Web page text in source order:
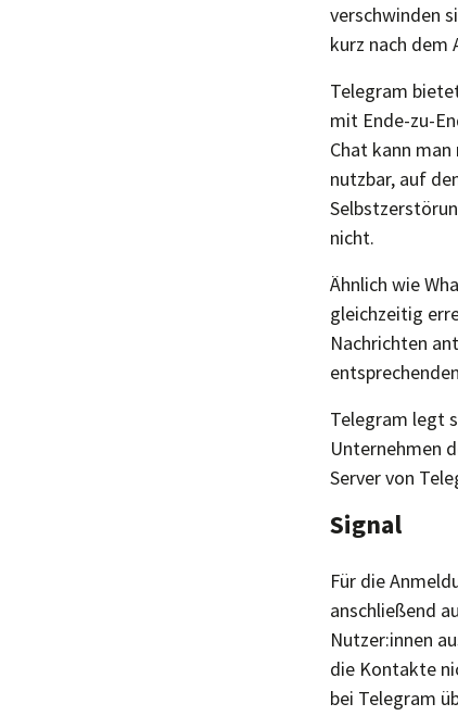
verschwinden
kurz nach dem
Telegram
mit Ende-zu-
Chat kann
nutzbar, auf
nicht.
Ähnlich wie
gleichzeitig
Nachrichten
Telegram legt
Unternehmen
Server von
Signal
Für die
anschließend
Nutzer:innen
die Kontakte
bei Telegram